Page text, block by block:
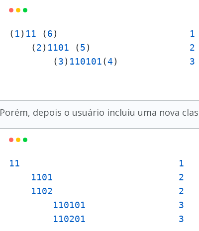
( 1) 11 (6) 1
    (
2) 1101 (5) 2
        (
3) 110101(4) 3
Porém, depois o usuário incluiu uma nova
11
1
1101 2
1102 2
110101
3
110201
3